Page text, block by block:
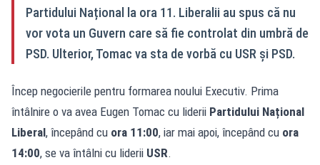
Partidului Național la ora 11. Liberalii au spus că nu
vor vota un Guvern care să fie controlat din umbră de
PSD. Ulterior, Tomac va sta de vorbă cu USR și PSD.
Încep negocierile pentru formarea noului Executiv. Prima
întâlnire o va avea Eugen Tomac cu liderii Partidului Național
Liberal, începând cu ora 11:00, iar mai apoi, începând cu ora
14:00, se va întâlni cu liderii USR.